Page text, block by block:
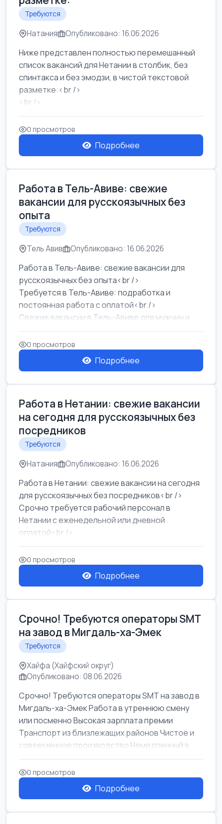
Требуются
Натания Опубликовано: 16.06.2026
Ниже представлен полностью перемешанный
список вакансий для Нетании в столбик, без
спинтакса и без эмодзи, в чистой текстовой
разметке:<br />
<br />
Работа в Нетании на мебельном производстве:
требу...
0 просмотров
Подробнее
Работа в Тель-Авиве: свежие
вакансии для русскоязычных без
опыта
Требуются
Тель Авив Опубликовано: 16.06.2026
Работа в Тель-Авиве: свежие вакансии для
русскоязычных без опыта<br />
Требуется в Тель-Авиве: подработка и
постоянная работа с оплатой<br />
Свежие вакансии в Тель-Авиве для мужчин и
женщин от хозя...
0 просмотров
Подробнее
Работа в Нетании: свежие вакансии
на сегодня для русскоязычных без
посредников
Требуются
Натания Опубликовано: 16.06.2026
Работа в Нетании: свежие вакансии на сегодня
для русскоязычных без посредников<br />
Срочно требуется рабочий персонал в
Нетании с еженедельной или дневной
оплатой<br />
Свежие вакансии в Нетании дл...
0 просмотров
Подробнее
Срочно! Требуются операторы SMT
на завод в Мигдаль-ха-Эмек
Требуются
Хайфа (Хайфский округ)
Опубликовано: 08.06.2026
Срочно! Требуются операторы SMT на завод в
Мигдаль-ха-Эмек Работа в утреннюю смену
или посменно Высокая зарплата премии
Транспорт из близлежащих районов Чистое и
современное производство Немедленный в...
0 просмотров
Подробнее